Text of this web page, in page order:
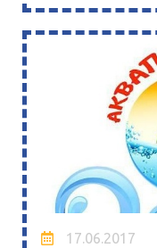
17.06.2017